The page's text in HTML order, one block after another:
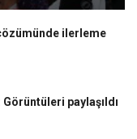
ilerleme
paylaşıldı